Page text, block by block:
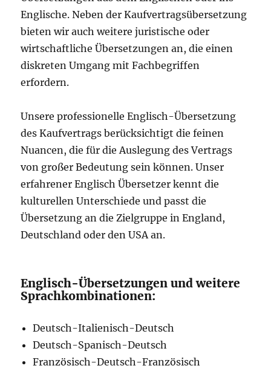
Englische. Neben der Kaufvertragsübersetzung
bieten wir auch weitere juristische oder
wirtschaftliche Übersetzungen an, die einen
diskreten Umgang mit Fachbegriffen
erfordern.
Unsere professionelle Englisch-Übersetzung
des Kaufvertrags berücksichtigt die feinen
Nuancen, die für die Auslegung des Vertrags
von großer Bedeutung sein können. Unser
erfahrener Englisch Übersetzer kennt die
kulturellen Unterschiede und passt die
Übersetzung an die Zielgruppe in England,
Deutschland oder den USA an.
Englisch-Übersetzungen und weitere
Sprachkombinationen:
Deutsch-Italienisch-Deutsch
Deutsch-Spanisch-Deutsch
Französisch-Deutsch-Französisch